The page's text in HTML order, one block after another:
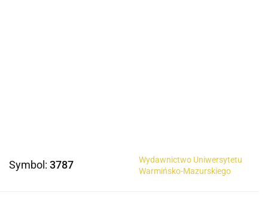
Symbol: 3787
Wydawnictwo Uniwersytetu
Warmińsko-Mazurskiego